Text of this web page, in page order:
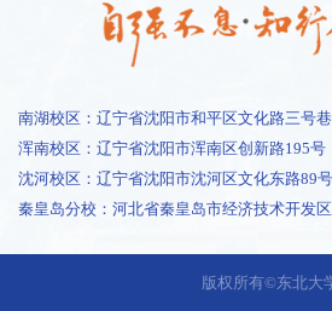
南湖校区：辽宁省沈阳市和平区文化路三号
浑南校区：辽宁省沈阳市浑南区创新路195号
沈河校区：辽宁省沈阳市沈河区文化东路89号
秦皇岛分校：河北省秦皇岛市经济技术开发
版权所有©东北大